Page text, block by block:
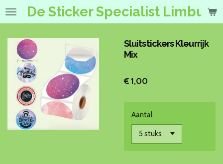
Ga
hoofdinhoud
De Sticker Specialist Limburg
Sluitstickers Kleurrijk
Mix
€ 1,00
Aantal